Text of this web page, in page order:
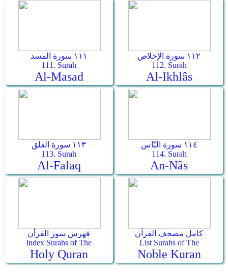
١١١ سورة المسد
111. Surah
Al-Masad
١١٢ سورة الإخلاص
112. Surah
Al-Ikhlâs
١١٣ سورة الفلق
113. Surah
Al-Falaq
١١٤ سورة النّاس
114. Surah
An-Nâs
فهرس سور القرأن
Index Surahs of The
Holy Quran
كامل مصحف القرآن
List Surahs of The
Noble Kuran